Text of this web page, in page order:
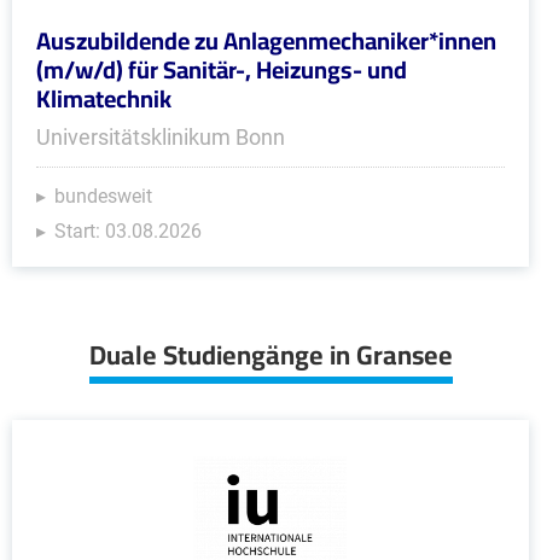
Auszubildende zu Anlagenmechaniker*innen
(m/w/d) für Sanitär-, Heizungs- und
Klimatechnik
Universitätsklinikum Bonn
bundesweit
Start: 03.08.2026
Duale Studiengänge in Gransee